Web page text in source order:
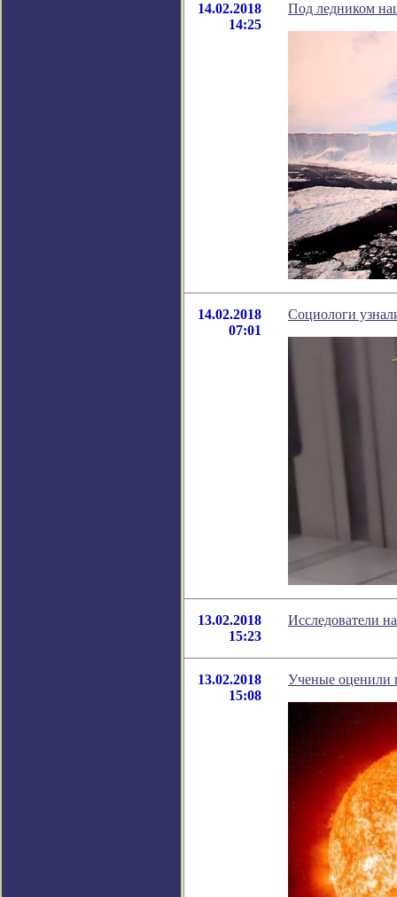
14.02.2018
14:25
Под ледником
14.02.2018
07:01
Социологи
13.02.2018
15:23
Исследователи
13.02.2018
15:08
Ученые оценили